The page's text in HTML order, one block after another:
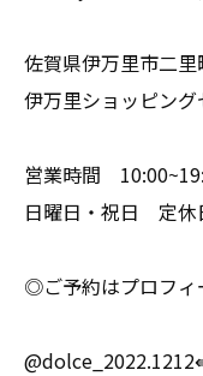
佐賀県伊万里市二
伊万里ショッピン
営業時間
日曜日・祝日 定休
◎ご予約はプロフィ